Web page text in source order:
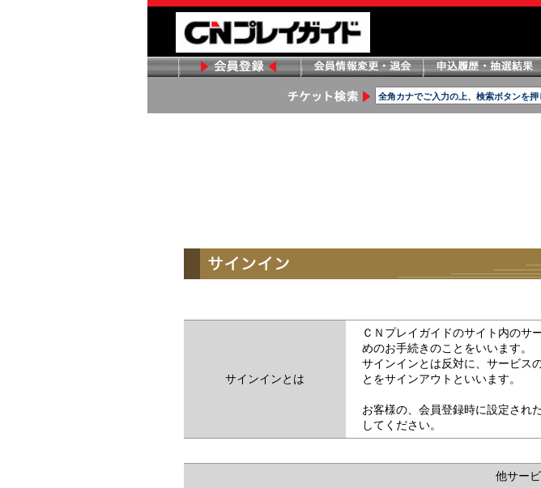
サインインとは
ＣＮプレイガイドのサイト内のサ
めのお手続きのことをいいます。
サインインとは反対に、サービス
とをサインアウトといいます。
お客様の、会員登録時に設定され
してください。
他サー